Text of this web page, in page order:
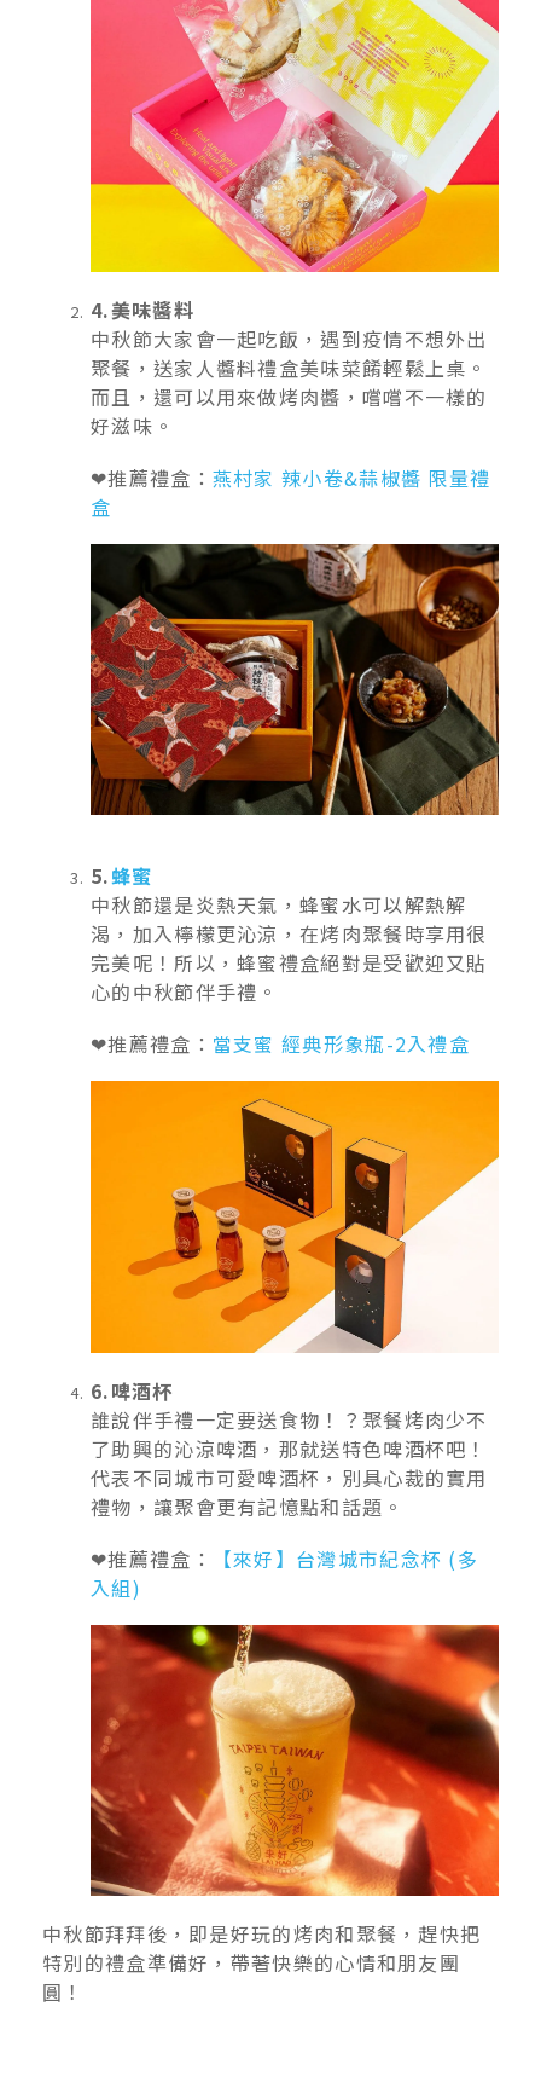
4.美味醬料
中秋節大家會一起吃飯，遇到疫情不想外出
聚餐，送家人醬料禮盒美味菜餚輕鬆上桌。
而且，還可以用來做烤肉醬，嚐嚐不一樣的
好滋味。
❤推薦禮盒： 燕村家 辣小卷&蒜椒醬 限量禮
盒
5.蜂蜜
中秋節還是炎熱天氣，蜂蜜水可以解熱解
渴，加入檸檬更沁涼，在烤肉聚餐時享用很
完美呢！所以，蜂蜜禮盒絕對是受歡迎又貼
心的中秋節伴手禮。
❤推薦禮盒： 當支蜜 經典形象瓶-2入禮盒
6.啤酒杯
誰說伴手禮一定要送食物！？聚餐烤肉少不
了助興的沁涼啤酒，那就送特色啤酒杯吧！
代表不同城市可愛啤酒杯，別具心裁的實用
禮物，讓聚會更有記憶點和話題。
❤推薦禮盒：
【來好】台灣城市紀念杯 (多
入組)
中秋節拜拜後，即是好玩的烤肉和聚餐，趕快把
特別的禮盒準備好，帶著快樂的心情和朋友團
圓！